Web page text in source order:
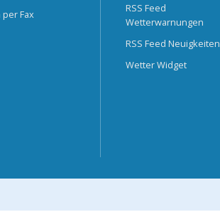
Fax
RSS Feed
Wetterwarnungen
RSS Feed Neuigkeiten
Wetter Widget